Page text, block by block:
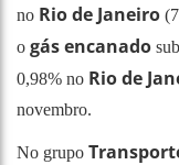
no Rio de Janeiro
o gás encanado
0,98% no Rio de
novembro.
No grupo